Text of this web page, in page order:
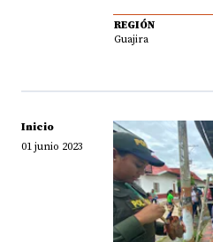
REGIÓN
Guajira
Inicio
01 junio 2023